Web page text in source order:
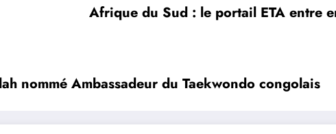
Afrique du Sud : le portail ETA entre
nommé Ambassadeur du Taekwondo congolais